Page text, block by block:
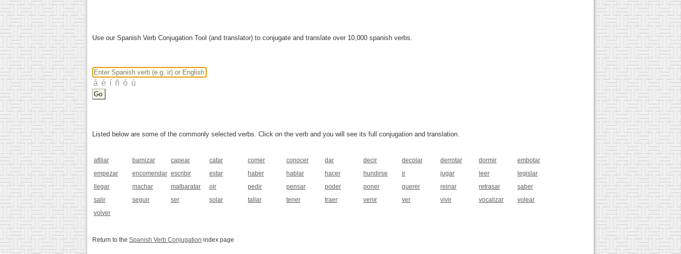
Use our Spanish Verb Conjugation Tool (and translator) to conjugate and translate over 10,000 spanish verbs.
Listed below are some of the commonly selected verbs. Click on the verb and you will see its full conjugation and translation.
afiliar barnizar capear catar comer conocer dar decir decolar derrotar dormir
embotar
empezar
encomendar escribir estar haber hablar hacer hundirse ir jugar leer
legislar
llegar
machar malbaratar oir pedir pensar poder poner querer reinar retrasar
saber
salir
seguir ser solar tallar tener traer venir ver vivir vocalizar
volear
volver
Return to the Spanish Verb Conjugation index page